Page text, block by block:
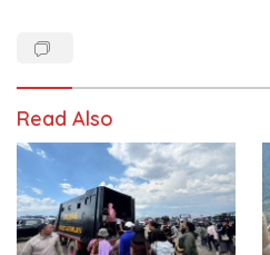
Read Also